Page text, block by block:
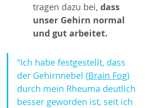
tragen dazu bei, dass
unser Gehirn normal
und gut arbeitet.
"Ich habe festgestellt, dass
der Gehirnnebel (Brain Fog)
durch mein Rheuma deutlich
besser geworden ist, seit ich